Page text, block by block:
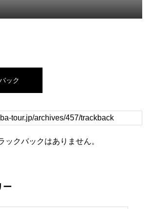
ック
ックバックはありません。
ー